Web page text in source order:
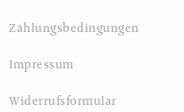
Zahlungsbedingungen
Impressum
Widerrufsformular